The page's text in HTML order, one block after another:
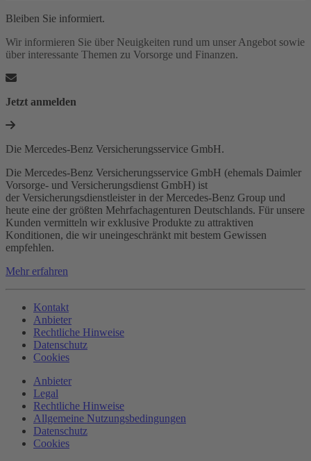
Bleiben Sie informiert.
Wir informieren Sie über Neuigkeiten rund um unser Angebot sowie
über interessante Themen zu Vorsorge und Finanzen.
Jetzt anmelden
Die Mercedes-Benz Versicherungsservice GmbH.
Die Mercedes-Benz Versicherungsservice GmbH (ehemals Daimler
Vorsorge- und Versicherungsdienst GmbH) ist
der Versicherungsdienstleister in der Mercedes-Benz Group und
heute eine der größten Mehrfachagenturen Deutschlands. Für unsere
Kunden vermitteln wir exklusive Produkte zu attraktiven
Konditionen, die wir uneingeschränkt mit bestem Gewissen
empfehlen.
Mehr erfahren
Kontakt
Anbieter
Rechtliche Hinweise
Datenschutz
Cookies
Anbieter
Legal
Rechtliche Hinweise
Allgemeine Nutzungsbedingungen
Datenschutz
Cookies